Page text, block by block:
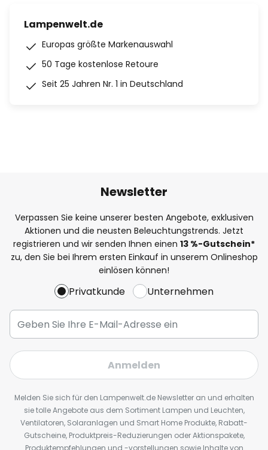
Lampenwelt.de
Europas größte Markenauswahl
50 Tage kostenlose Retoure
Seit 25 Jahren Nr. 1 in Deutschland
Newsletter
Verpassen Sie keine unserer besten Angebote, exklusiven
Aktionen und die neusten Beleuchtungstrends. Jetzt
registrieren und wir senden Ihnen einen 13 %-Gutschein*
zu, den Sie bei Ihrem ersten Einkauf in unserem Onlineshop
einlösen können!
Privatkunde Unternehmen
Anmelden
Melden Sie sich für den Lampenwelt.de Newsletter an und erhalten
sie tolle Angebote aus dem Sortiment Lampen und Leuchten,
Ventilatoren, Solaranlagen und Smart Home Produkte, Rabatt-
Gutscheine, Produktpreis-Reduzierungen oder Aktionspakete,
Produktempfehlungen und -vorstellungen sowie Inhalte von